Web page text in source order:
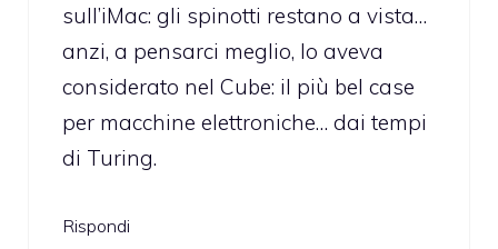
sull’iMac: gli spinotti restano a vista…
anzi, a pensarci meglio, lo aveva
considerato nel Cube: il più bel case
per macchine elettroniche… dai tempi
di Turing.
Rispondi